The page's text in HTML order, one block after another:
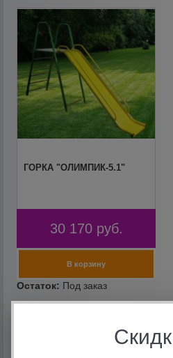
ГОРКА "ОЛИМПИК-5.1"
30 170 руб.